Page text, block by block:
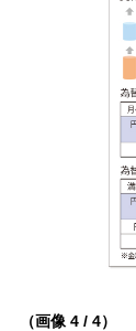
（画像 4 / 4）